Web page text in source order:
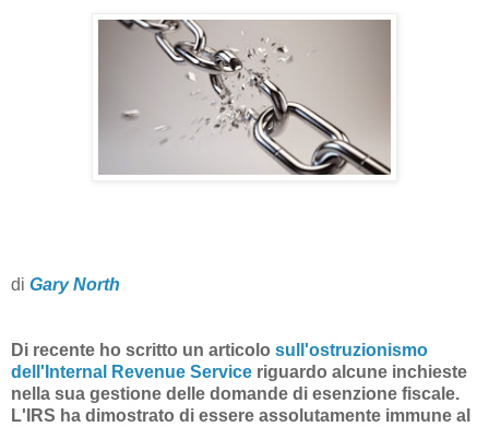
di Gary North
Di recente ho scritto un articolo sull'ostruzionismo
dell'Internal Revenue Service riguardo alcune inchieste
nella sua gestione delle domande di esenzione fiscale.
L'IRS ha dimostrato di essere assolutamente immune al